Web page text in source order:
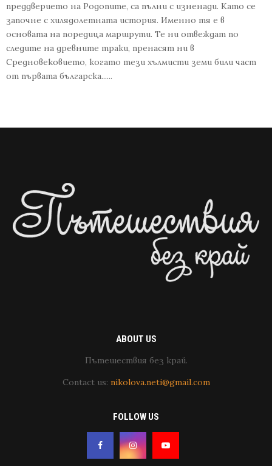
преддверието на Родопите, са пълни с изненади. Като се
започне с хилядолетната история. Именно тя е в
основата на поредица маршрути. Те ни отвеждат по
следите на древните траки, пренасят ни в
Средновековието, когато тези хълмисти земи били част
от първата българска......
ABOUT US
Пътешествия без край.
Contact us: nikolova.neti@gmail.com
FOLLOW US